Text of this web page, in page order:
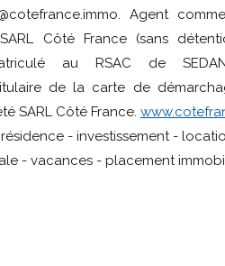
Agent
Côté France (sans
au RSAC de
de la carte de
SARL Côté France.
- investissement -
- vacances - placement